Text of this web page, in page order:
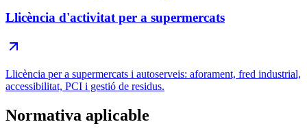
Llicència d'activitat per a supermercats
Llicència per a supermercats i autoserveis: aforament, fred industrial,
accessibilitat, PCI i gestió de residus.
Normativa aplicable